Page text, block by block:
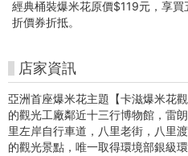
園
-
朱
銘
經典桶裝爆米花原價$119元，享
折價券折抵。
店家資訊
亞洲首座爆米花主題【卡滋爆米花
的觀光工廠鄰近十三行博物館，雷
里左岸自行車道，八里老街，八里
的觀光景點，唯一取得環境部銀級